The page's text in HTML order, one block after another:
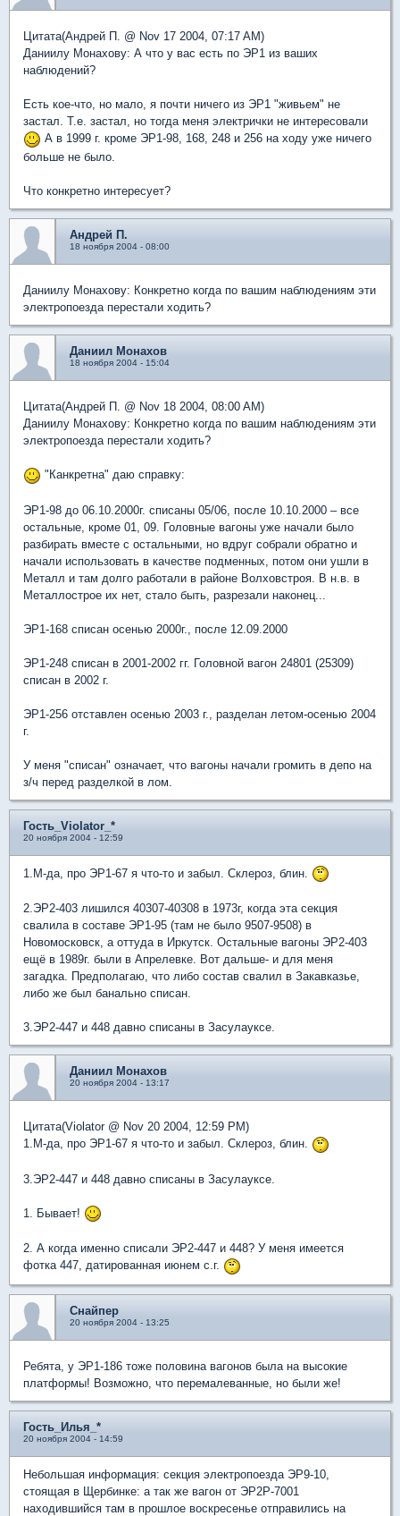
Цитата(Андрей П. @ Nov 17 2004, 07:17 AM)
Даниилу Монахову: А что у вас есть по ЭР1 из ваших
наблюдений?
Есть кое-что, но мало, я почти ничего из ЭР1 "живьем" не
застал. Т.е. застал, но тогда меня электрички не интересовали
А в 1999 г. кроме ЭР1-98, 168, 248 и 256 на ходу уже ничего
больше не было.
Что конкретно интересует?
Андрей П.
18 ноября 2004 - 08:00
Даниилу Монахову: Конкретно когда по вашим наблюдениям эти
электропоезда перестали ходить?
Даниил Монахов
18 ноября 2004 - 15:04
Цитата(Андрей П. @ Nov 18 2004, 08:00 AM)
Даниилу Монахову: Конкретно когда по вашим наблюдениям эти
электропоезда перестали ходить?
"Канкретна" даю справку:
ЭР1-98 до 06.10.2000г. списаны 05/06, после 10.10.2000 – все
остальные, кроме 01, 09. Головные вагоны уже начали было
разбирать вместе с остальными, но вдруг собрали обратно и
начали использовать в качестве подменных, потом они ушли в
Металл и там долго работали в районе Волховстроя. В н.в. в
Металлострое их нет, стало быть, разрезали наконец...
ЭР1-168 списан осенью 2000г., после 12.09.2000
ЭР1-248 списан в 2001-2002 гг. Головной вагон 24801 (25309)
списан в 2002 г.
ЭР1-256 отставлен осенью 2003 г., разделан летом-осенью 2004
г.
У меня "списан" означает, что вагоны начали громить в депо на
з/ч перед разделкой в лом.
Гость_Violator_*
20 ноября 2004 - 12:59
1.М-да, про ЭР1-67 я что-то и забыл. Склероз, блин.
2.ЭР2-403 лишился 40307-40308 в 1973г, когда эта секция
свалила в составе ЭР1-95 (там не было 9507-9508) в
Новомосковск, а оттуда в Иркутск. Остальные вагоны ЭР2-403
ещё в 1989г. были в Апрелевке. Вот дальше- и для меня
загадка. Предполагаю, что либо состав свалил в Закавказье,
либо же был банально списан.
3.ЭР2-447 и 448 давно списаны в Засулауксе.
Даниил Монахов
20 ноября 2004 - 13:17
Цитата(Violator @ Nov 20 2004, 12:59 PM)
1.М-да, про ЭР1-67 я что-то и забыл. Склероз, блин.
3.ЭР2-447 и 448 давно списаны в Засулауксе.
1. Бывает!
2. А когда именно списали ЭР2-447 и 448? У меня имеется
фотка 447, датированная июнем с.г.
Снайпер
20 ноября 2004 - 13:25
Ребята, у ЭР1-186 тоже половина вагонов была на высокие
платформы! Возможно, что перемалеванные, но были же!
Гость_Илья_*
20 ноября 2004 - 14:59
Небольшая информация: секция электропоезда ЭР9-10,
стоящая в Щербинке: а так же вагон от ЭР2Р-7001
находившийся там в прошлое воскресенье отправились на